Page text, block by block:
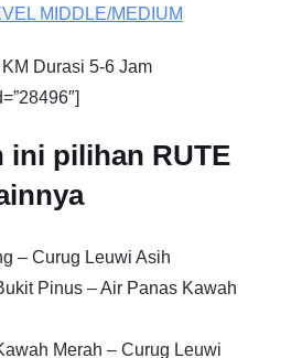
MIDDLE/MEDIUM
Durasi 5-6 Jam
ini pilihan RUTE
– Curug Leuwi Asih
Pinus – Air Panas Kawah
Merah – Curug Leuwi